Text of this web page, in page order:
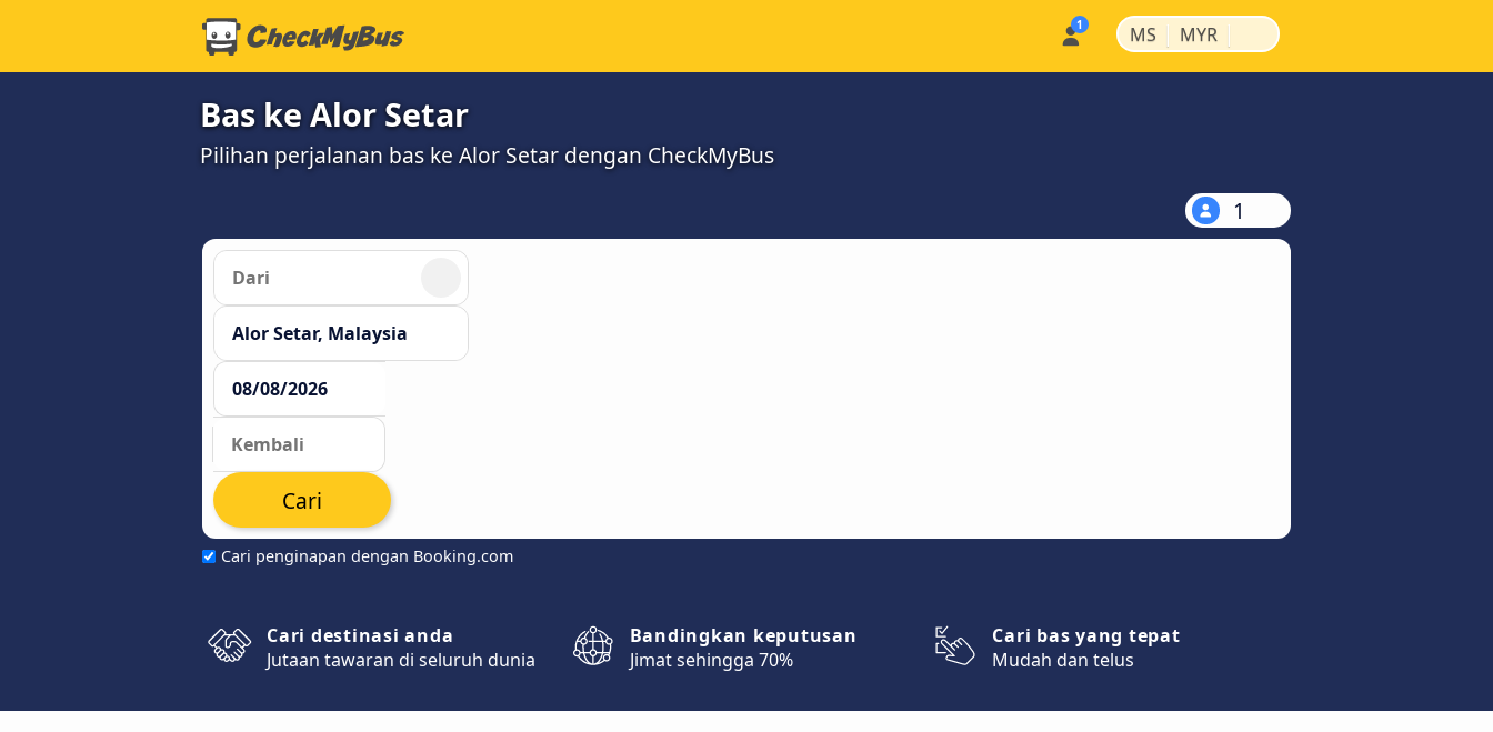
MS | MYR |
Bas ke Alor Setar
Pilihan perjalanan bas ke Alor Setar dengan CheckMyBus
1
Cari penginapan dengan Booking.com
Cari
Cari destinasi anda
Jutaan tawaran di seluruh dunia
Bandingkan keputusan
Jimat sehingga 70%
Cari bas yang tepat
Mudah dan telus